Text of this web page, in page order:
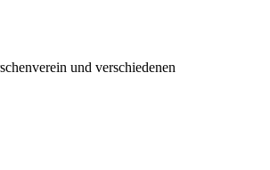
und verschiedenen